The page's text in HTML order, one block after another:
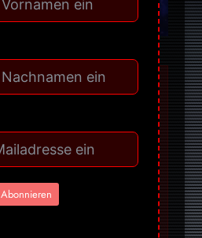
«Dravens Tales from
seit über 15 Jahren
mit einer
geschmacklosen
Mischung aus Humor,
Abonnieren